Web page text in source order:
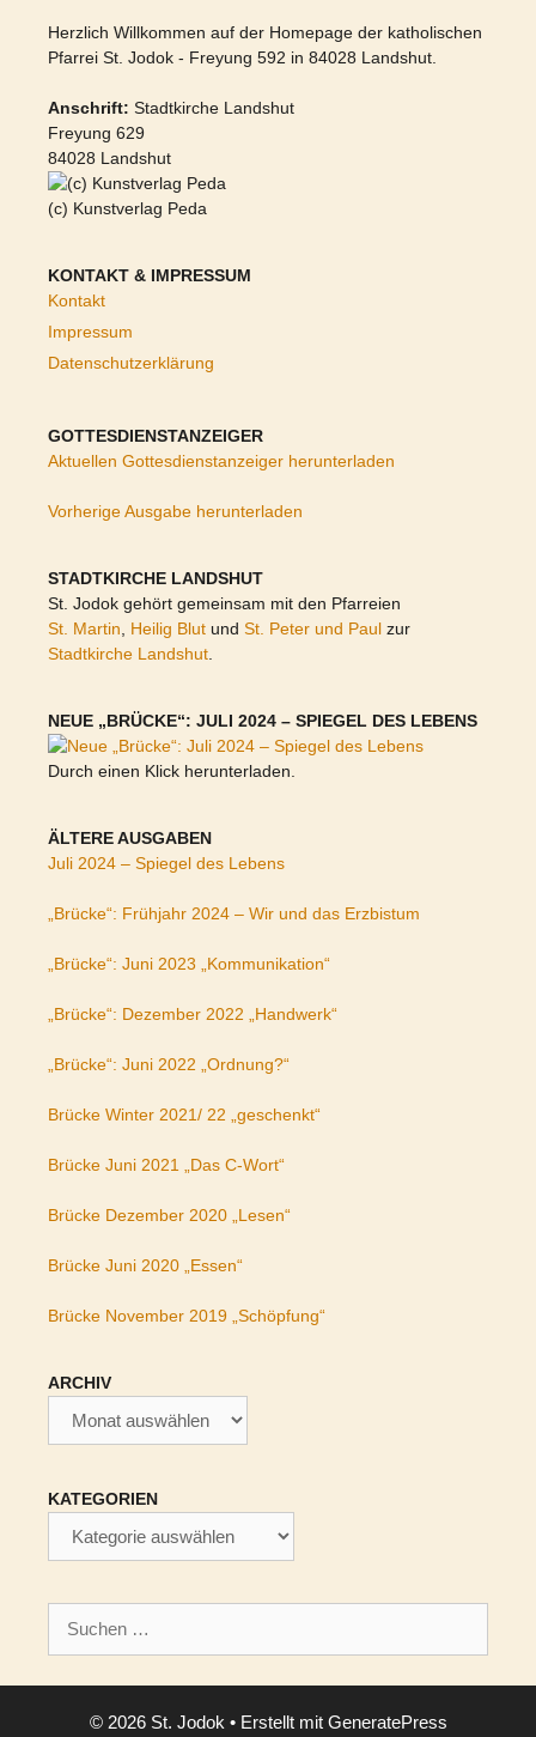
Herzlich Willkommen auf der Homepage der katholischen
Pfarrei St. Jodok - Freyung 592 in 84028 Landshut.
Anschrift: Stadtkirche Landshut
Freyung 629
84028 Landshut
(c) Kunstverlag Peda
KONTAKT & IMPRESSUM
Kontakt
Impressum
Datenschutzerklärung
GOTTESDIENSTANZEIGER
Aktuellen Gottesdienstanzeiger herunterladen
Vorherige Ausgabe herunterladen
STADTKIRCHE LANDSHUT
St. Jodok gehört gemeinsam mit den Pfarreien
St. Martin
Heilig Blut und St. Peter und Paul zur
Stadtkirche Landshut
NEUE „BRÜCKE“: JULI 2024 – SPIEGEL DES LEBENS
Durch einen Klick herunterladen.
ÄLTERE AUSGABEN
Juli 2024 – Spiegel des Lebens
„Brücke“: Frühjahr 2024 – Wir und das Erzbistum
„Brücke“: Juni 2023 „Kommunikation“
„Brücke“: Dezember 2022 „Handwerk“
„Brücke“: Juni 2022 „Ordnung?“
Brücke Winter 2021/ 22 „geschenkt“
Brücke Juni 2021 „Das C-Wort“
Brücke Dezember 2020 „Lesen“
Brücke Juni 2020 „Essen“
Brücke November 2019 „Schöpfung“
ARCHIV
KATEGORIEN
nach:
© 2026 St. Jodok • Erstellt mit GeneratePress